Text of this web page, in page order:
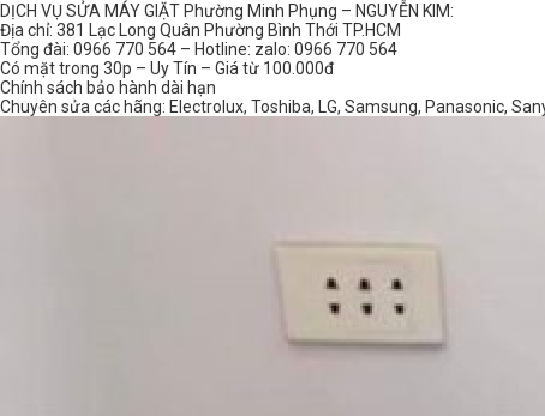
DỊCH VỤ SỬA MÁY GIẶT Phường Minh Phụng – NGUYỄN KIM:
Địa chỉ: 381 Lạc Long Quân Phường Bình Thới TP.HCM
Tổng đài: 0966 770 564 – Hotline: zalo: 0966 770 564
Có mặt trong 30p – Uy Tín – Giá từ 100.000đ
Chính sách bảo hành dài hạn
Chuyên sửa các hãng: Electrolux, Toshiba, LG, Samsung, Panasonic,